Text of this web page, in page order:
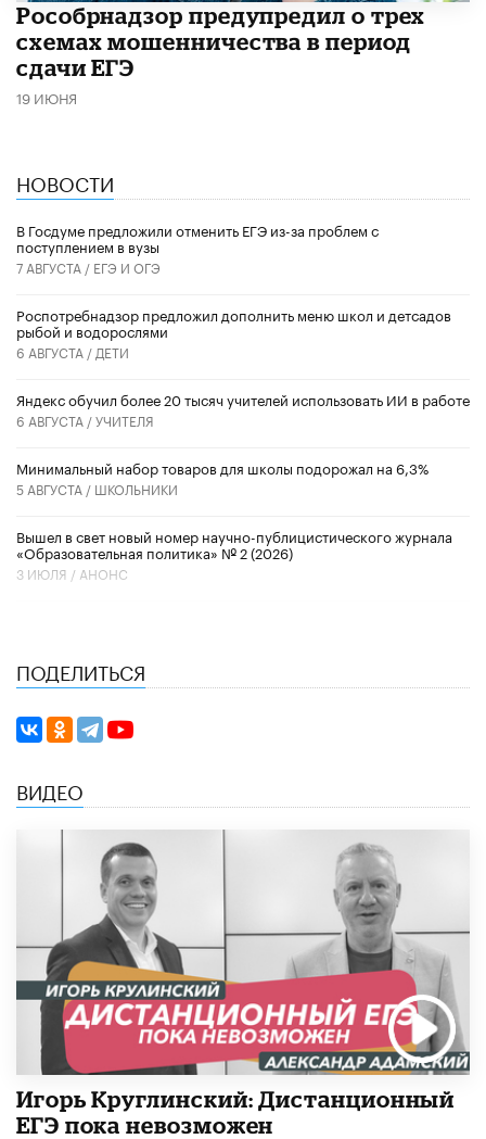
Рособрнадзор предупредил о трех
схемах мошенничества в период
сдачи ЕГЭ
19 ИЮНЯ
НОВОСТИ
В Госдуме предложили отменить ЕГЭ из-за проблем с
поступлением в вузы
7 АВГУСТА / ЕГЭ И ОГЭ
Роспотребнадзор предложил дополнить меню школ и детсадов
рыбой и водорослями
6 АВГУСТА / ДЕТИ
​Яндекс обучил более 20 тысяч учителей использовать ИИ в работе
6 АВГУСТА /УЧИТЕЛЯ
Минимальный набор товаров для школы подорожал на 6,3%
5 АВГУСТА / ШКОЛЬНИКИ
Вышел в свет новый номер научно-публицистического журнала
«Образовательная политика» № 2 (2026)
3 ИЮЛЯ / АНОНС
ПОДЕЛИТЬСЯ
ВИДЕО
Игорь Круглинский: Дистанционный
ЕГЭ пока невозможен